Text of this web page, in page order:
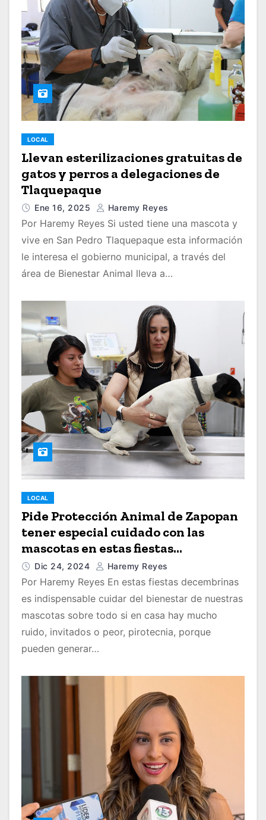
LOCAL
Llevan esterilizaciones gratuitas de
gatos y perros a delegaciones de
Tlaquepaque
Ene 16, 2025 Haremy Reyes
Por Haremy Reyes Si usted tiene una mascota y
vive en San Pedro Tlaquepaque esta información
le interesa el gobierno municipal, a través del
área de Bienestar Animal lleva a…
LOCAL
Pide Protección Animal de Zapopan
tener especial cuidado con las
mascotas en estas fiestas
decembrinas
Dic 24, 2024 Haremy Reyes
Por Haremy Reyes En estas fiestas decembrinas
es indispensable cuidar del bienestar de nuestras
mascotas sobre todo si en casa hay mucho
ruido, invitados o peor, pirotecnia, porque
pueden generar…